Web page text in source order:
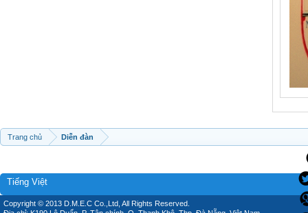
Trang chủ Diễn đàn
Tiếng Việt
Copyright © 2013 D.M.E.C Co.,Ltd, All Rights Reserved.